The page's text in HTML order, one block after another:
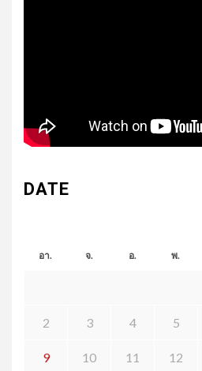
DATE
อา. จ. อ. พ.
2 3 4 5
9 10 11 12